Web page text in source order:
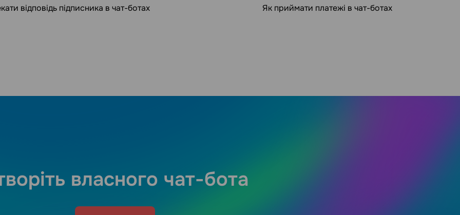
відповідь підписника в чат-ботах Як приймати платежі в чат-ботах
власного чат-бота